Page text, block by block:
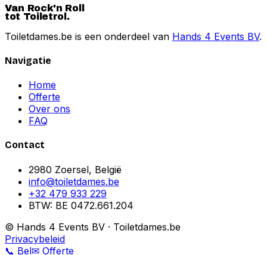
Van Rock'n Roll
tot Toiletrol.
Toiletdames.be is een onderdeel van Hands 4 Events BV.
Navigatie
Home
Offerte
Over ons
FAQ
Contact
2980 Zoersel, België
info@toiletdames.be
+32 479 933 229
BTW: BE 0472.661.204
© Hands 4 Events BV · Toiletdames.be
Privacybeleid
📞 Bel✉ Offerte